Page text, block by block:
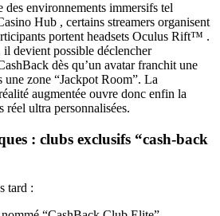
des environnements immersifs tel
Hub , certains streamers organisent
portent headsets Oculus Rift™ .
devient possible déclencher
dès qu’un avatar franchit une
zone “Jackpot Room”. La
augmentée ouvre donc enfin la
réel ultra personnalisées.
: clubs exclusifs “cash-back
tard :